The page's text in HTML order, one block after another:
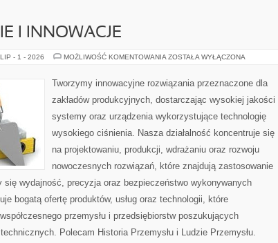
I INNOWACJE
LIP - 1 - 2026 MOŻLIWOŚĆ KOMENTOWANIA TECHNOLOGIE
ZOSTAŁA WYŁĄCZONA
Tworzymy innowacyjne rozwiązania przeznaczone dla
zakładów produkcyjnych, dostarczając wysokiej jakości
systemy oraz urządzenia wykorzystujące technologię
wysokiego ciśnienia. Nasza działalność koncentruje się
na projektowaniu, produkcji, wdrażaniu oraz rozwoju
nowoczesnych rozwiązań, które znajdują zastosowanie
wydajność, precyzja oraz bezpieczeństwo wykonywanych
bogatą ofertę produktów, usług oraz technologii, które
przemysłu i przedsiębiorstw poszukujących
Polecam Historia Przemysłu i Ludzie Przemysłu.